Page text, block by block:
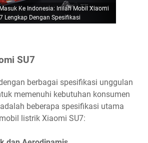
Ke Indonesia: Inilah Mobil Xiaomi
Lengkap Dengan Spesifikasi
SU7
berbagai spesifikasi unggulan
memenuhi kebutuhan konsumen
beberapa spesifikasi utama
listrik Xiaomi SU7: